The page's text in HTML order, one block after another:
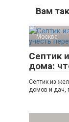
Вам
Москва
Септик
дома:
Септик из
домов и дач,